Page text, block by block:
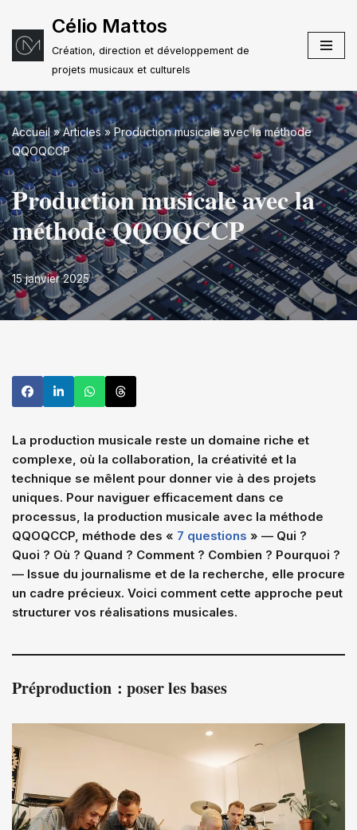
Aller
au
contenu
Célio Mattos
Création, direction et développement de
projets musicaux et culturels
Accueil»Articles»Production musicale avec la méthode
QQOQCCP
Production musicale avec la
méthode QQOQCCP
15 janvier 2025
La production musicale reste un domaine riche et
complexe, où la collaboration, la créativité et la
technique se mêlent pour donner vie à des projets
uniques. Pour naviguer efficacement dans ce
processus, la production musicale avec la méthode
QQOQCCP, méthode des « 7 questions » — Qui ?
Quoi ? Où ? Quand ? Comment ? Combien ? Pourquoi ?
— Issue du journalisme et de la recherche, elle procure
un cadre précieux. Voici comment cette approche peut
structurer vos réalisations musicales.
Préproduction : poser les bases